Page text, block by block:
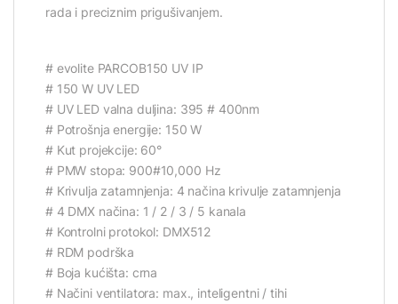
rada i preciznim prigušivanjem.
# evolite PARCOB150 UV IP
# 150 W UV LED
# UV LED valna duljina: 395 # 400nm
# Potrošnja energije: 150 W
# Kut projekcije: 60°
# PMW stopa: 900#10,000 Hz
# Krivulja zatamnjenja: 4 načina krivulje zatamnjenja
# 4 DMX načina: 1 / 2 / 3 / 5 kanala
# Kontrolni protokol: DMX512
# RDM podrška
# Boja kućišta: crna
# Načini ventilatora: max., inteligentni / tihi